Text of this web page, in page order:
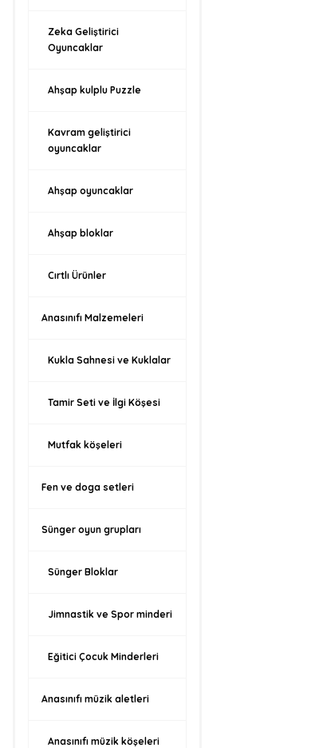
Zeka Geliştirici
Oyuncaklar
Ahşap kulplu Puzzle
Kavram geliştirici
oyuncaklar
Ahşap oyuncaklar
Ahşap bloklar
Cırtlı Ürünler
Anasınıfı Malzemeleri
Kukla Sahnesi ve Kuklalar
Tamir Seti ve İlgi Köşesi
Mutfak köşeleri
Fen ve doga setleri
Sünger oyun grupları
Sünger Bloklar
Jimnastik ve Spor minderi
Eğitici Çocuk Minderleri
Anasınıfı müzik aletleri
Anasınıfı müzik köşeleri